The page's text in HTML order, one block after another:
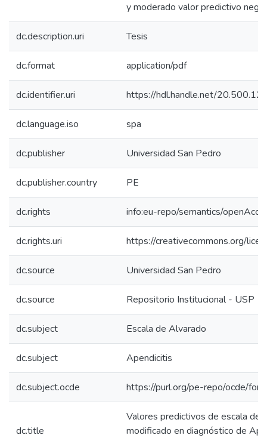
y moderado valor predictivo
dc.description.uri Tesis
dc.format application/pdf
dc.identifier.uri https://hdl.handle.net/
dc.language.iso spa
dc.publisher Universidad San Pedro
dc.publisher.country PE
dc.rights info:eu-repo/semantics/
dc.rights.uri https://creativecommons.org/
dc.source Universidad San Pedro
dc.source Repositorio Institucional - USP
dc.subject Escala de Alvarado
dc.subject Apendicitis
dc.subject.ocde https://purl.org/pe-repo/ocde/
dc.title
Valores predictivos de escala de
modificado en diagnóstico de